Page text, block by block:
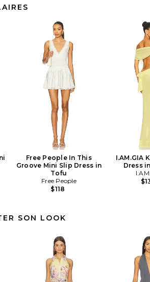
Free People In This
Groove Mini Slip Dress in
Tofu
Free People
$118
I.AM.GIA
Dress
SON LOOK